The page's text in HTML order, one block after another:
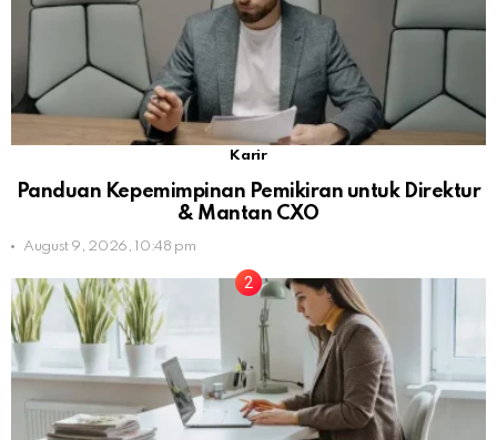
Karir
Panduan Kepemimpinan Pemikiran untuk Direktur
& Mantan CXO
August 9, 2026, 10:48 pm